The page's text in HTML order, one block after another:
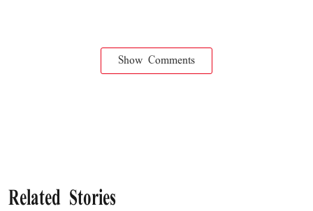
Show Comments
Related Stories